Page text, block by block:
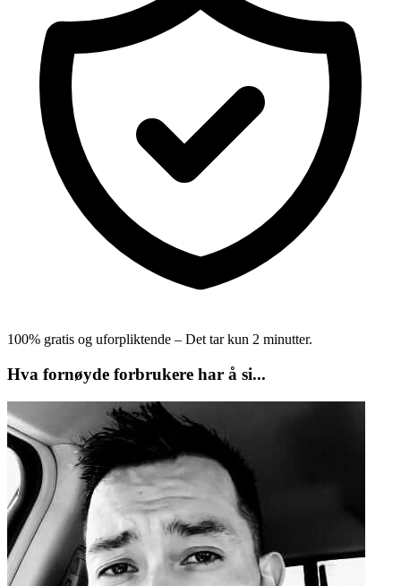
100% gratis og uforpliktende – Det tar kun 2 minutter.
Hva fornøyde forbrukere har å si...